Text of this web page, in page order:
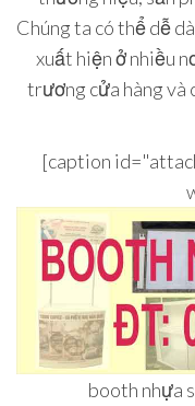
Chúng ta có thể dễ
xuất hiện ở nhiều
trương cửa hàng và
[caption
booth nhựa